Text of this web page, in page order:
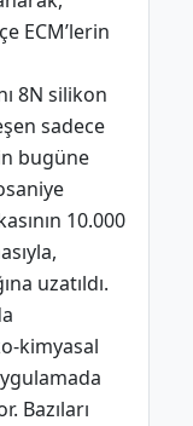
ECM’lerin
8N silikon
sadece
bugüne
10.000
uzatıldı.
kimyasal
Bazıları